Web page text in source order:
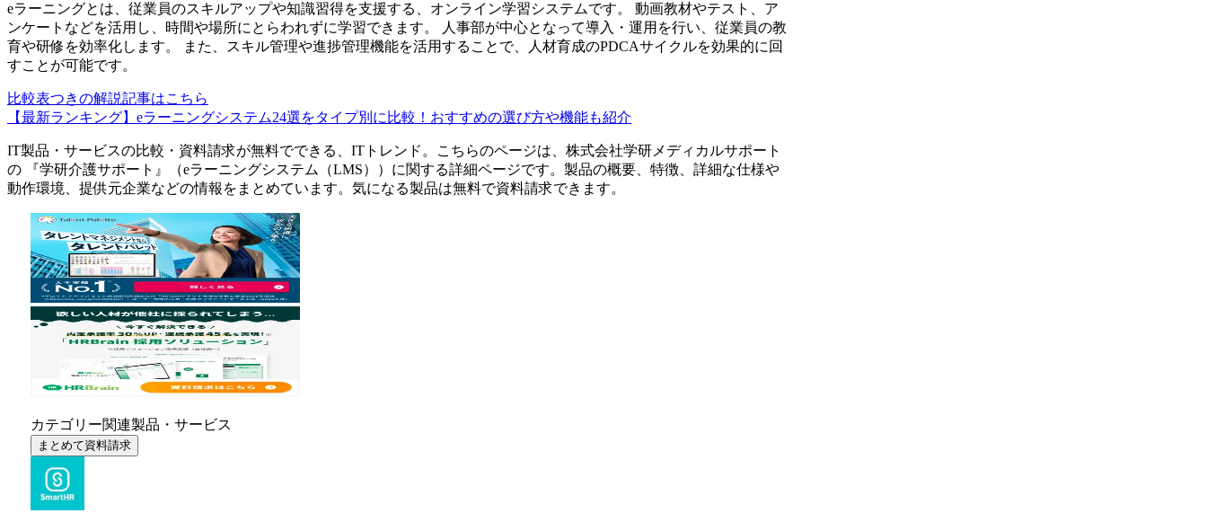
eラーニングとは、従業員のスキルアップや知識習得を支援する、オンライン学習システムです。 動画教材やテスト、ア
ンケートなどを活用し、時間や場所にとらわれずに学習できます。 人事部が中心となって導入・運用を行い、従業員の教
育や研修を効率化します。 また、スキル管理や進捗管理機能を活用することで、人材育成のPDCAサイクルを効果的に回
すことが可能です。
比較表つきの解説記事はこちら
【最新ランキング】eラーニングシステム24選をタイプ別に比較！おすすめの選び方や機能も紹介
IT製品・サービスの比較・資料請求が無料でできる、ITトレンド。こちらのページは、 株式会社学研メディカルサポート
の 『学研介護サポート 』（eラーニングシステム（LMS）
）に関する詳細ページです。製品の概要、特徴、詳細な仕様や
動作環境、提供元企業などの情報をまとめています。気になる製品は無料で資料請求できます。
カテゴリー関連製品・サービス
まとめて資料請求